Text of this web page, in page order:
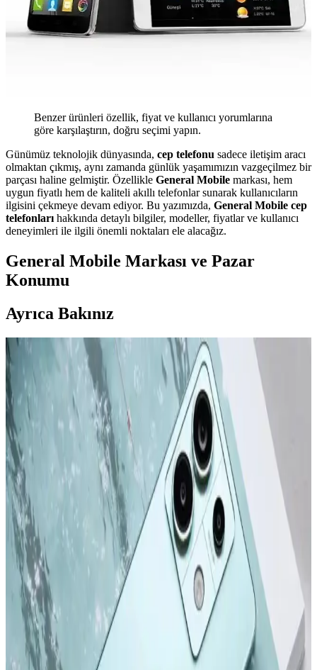
Benzer ürünleri özellik, fiyat ve kullanıcı yorumlarına
göre karşılaştırın, doğru seçimi yapın.
Günümüz teknolojik dünyasında, cep telefonu sadece iletişim aracı
olmaktan çıkmış, aynı zamanda günlük yaşamımızın vazgeçilmez bir
parçası haline gelmiştir. Özellikle General Mobile markası, hem
uygun fiyatlı hem de kaliteli akıllı telefonlar sunarak kullanıcıların
ilgisini çekmeye devam ediyor. Bu yazımızda, General Mobile cep
telefonları hakkında detaylı bilgiler, modeller, fiyatlar ve kullanıcı
deneyimleri ile ilgili önemli noktaları ele alacağız.
General Mobile Markası ve Pazar
Konumu
Ayrıca Bakınız
Apple iPhone 16 Plus 512GB Pembe Akıllı Telefon
Gelişmiş Tasarım ve Yüksek Performans
Apple iPhone 16 Plus, 512GB depolama, gelişmiş kamera
özellikleri ve dayanıklı tasarımıyla öne çıkıyor. Güçlü A18 Bionic
çip, uzun pil ömrü ve 5G desteğiyle üstün kullanıcı deneyimi sunar.
Apple iPhone 16 Pro Max 512GB Siyah: Gelişmiş
Kamera ve Yüksek Performanslı Akıllı Telefon
iPhone 16 Pro Max, titanyum tasarımı, 6,9 inç ekran ve gelişmiş
kameralarıyla öne çıkan yüksek performanslı akıllı telefon. Uzun pil
ömrü ve yenilikçi özellikleriyle kullanıcıların beklentilerini karşılar.
Apple iPhone Serisinin Güncel Modelleri ve
Gelecekteki Yenilikler Hakkında Bilgi
2022 ve sonrası iPhone modelleri, tasarım ve performans alanında
önemli adımlar atıyor. Yeni modeller ve teknolojik gelişmelerle ilgili
detaylar, kullanıcıların bilinçli tercihler yapmasını sağlıyor.
Samsung Galaxy S24 ve S24 Ultra Karşılaştırması:
Özellikler ve Kullanıcı Deneyimleri